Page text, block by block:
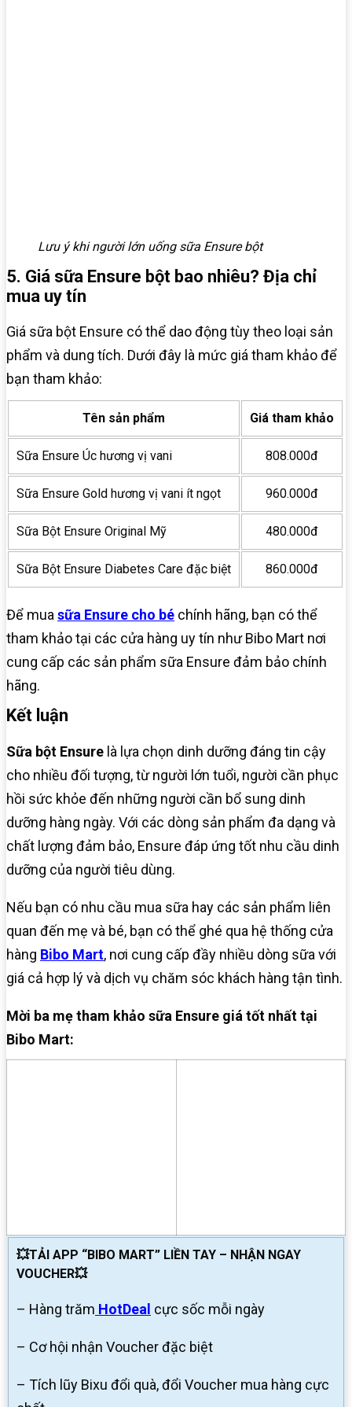
Lưu ý khi người lớn uống sữa Ensure bột
5. Giá sữa Ensure bột bao nhiêu? Địa chỉ
mua uy tín
Giá sữa bột Ensure có thể dao động tùy theo loại sản
phẩm và dung tích. Dưới đây là mức giá tham khảo để
bạn tham khảo:
Tên sản phẩm Giá tham khảo
Sữa Ensure Úc hương vị vani 808.000đ
Sữa Ensure Gold hương vị vani ít ngọt 960.000đ
Sữa Bột Ensure Original Mỹ 480.000đ
Sữa Bột Ensure Diabetes Care đặc biệt 860.000đ
Để muasữa Ensure cho bé chính hãng, bạn có thể
tham khảo tại các cửa hàng uy tín như Bibo Mart nơi
cung cấp các sản phẩm sữa Ensure đảm bảo chính
hãng.
Kết luận
Sữa bột Ensure là lựa chọn dinh dưỡng đáng tin cậy
cho nhiều đối tượng, từ người lớn tuổi, người cần phục
hồi sức khỏe đến những người cần bổ sung dinh
dưỡng hàng ngày. Với các dòng sản phẩm đa dạng và
chất lượng đảm bảo, Ensure đáp ứng tốt nhu cầu dinh
dưỡng của người tiêu dùng.
Nếu bạn có nhu cầu mua sữa hay các sản phẩm liên
quan đến mẹ và bé, bạn có thể ghé qua hệ thống cửa
hàng Bibo Mart, nơi cung cấp đầy nhiều dòng sữa với
giá cả hợp lý và dịch vụ chăm sóc khách hàng tận tình.
Mời ba mẹ tham khảo sữa Ensure giá tốt nhất tại
Bibo Mart:
💥TẢI APP “BIBO MART” LIỀN TAY – NHẬN NGAY
VOUCHER💥
– Hàng trăm HotDeal cực sốc mỗi ngày
– Cơ hội nhận Voucher đặc biệt
– Tích lũy Bixu đổi quà, đổi Voucher mua hàng cực